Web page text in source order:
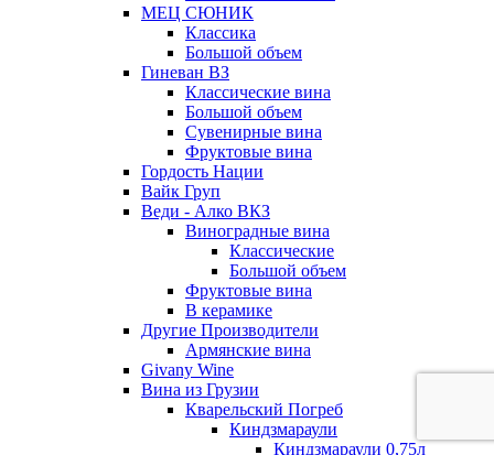
МЕЦ СЮНИК
Классика
Большой объем
Гиневан ВЗ
Классические вина
Большой объем
Сувенирные вина
Фруктовые вина
Гордость Нации
Вайк Груп
Веди - Алко ВКЗ
Виноградные вина
Классические
Большой объем
Фруктовые вина
В керамике
Другие Производители
Армянские вина
Givany Wine
Вина из Грузии
Кварельский Погреб
Киндзмараули
Киндзмараули 0,75л